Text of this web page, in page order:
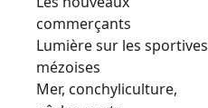
commerçants
Lumière sur les sportives
mézoises
Mer, conchyliculture,